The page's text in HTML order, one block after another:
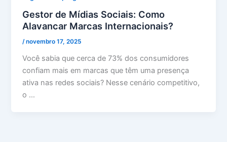
Gestor de Mídias Sociais: Como
Alavancar Marcas Internacionais?
/novembro 17, 2025
Você sabia que cerca de 73% dos consumidores
confiam mais em marcas que têm uma presença
ativa nas redes sociais? Nesse cenário competitivo,
o …